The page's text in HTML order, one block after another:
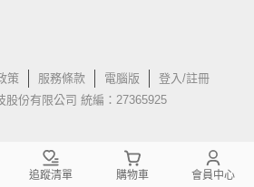
策 服務條款 電腦版
登入/註冊
股份有限公司 統編：27365925
追蹤清單 購物車 會員中心